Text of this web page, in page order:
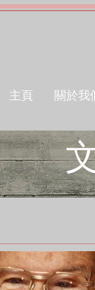
主頁 關於我